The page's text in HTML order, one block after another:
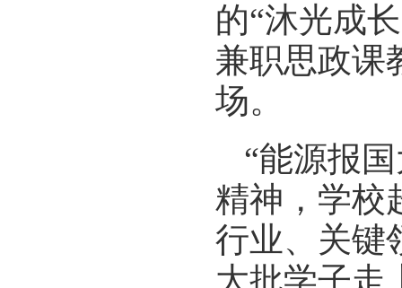
的“沐光成
兼职思政课
场。
“能源报
精神，学校
行业、关键
大批学子走